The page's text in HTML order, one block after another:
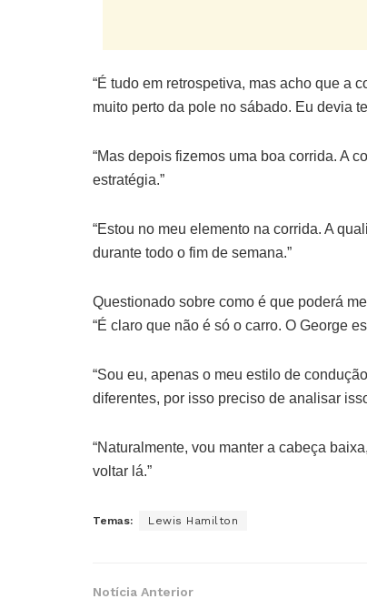
“É tudo em retrospetiva, mas acho que a
muito perto da pole no sábado. Eu devia
“Mas depois fizemos uma boa corrida. A
estratégia.”
“Estou no meu elemento na corrida. A
durante todo o fim de semana.”
Questionado sobre como é que poderá
“É claro que não é só o carro. O George
“Sou eu, apenas o meu estilo de
diferentes, por isso preciso de analisar
“Naturalmente, vou manter a cabeça
voltar lá.”
Temas: Lewis Hamilton
Notícia Anterior